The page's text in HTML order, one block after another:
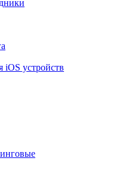
iOS устройств